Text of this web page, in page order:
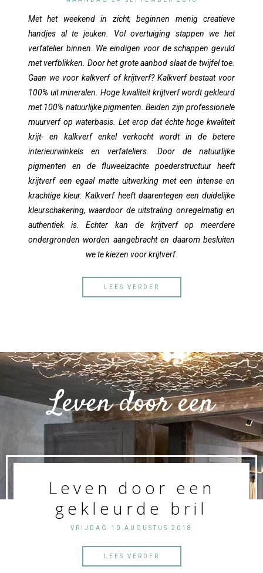
Met het weekend in zicht, beginnen menig creatieve
handjes al te jeuken. Vol overtuiging stappen we het
verfatelier binnen. We eindigen voor de schappen gevuld
met verfblikken. Door het grote aanbod slaat de twijfel toe.
Gaan we voor kalkverf of krijtverf? Kalkverf bestaat voor
100% uit mineralen. Hoge kwaliteit krijtverf wordt gekleurd
met 100% natuurlijke pigmenten. Beiden zijn professionele
muurverf op waterbasis. Let erop dat échte hoge kwaliteit
krijt- en kalkverf enkel verkocht wordt in de betere
interieurwinkels en verfateliers. Door de natuurlijke
pigmenten en de fluweelzachte poederstructuur heeft
krijtverf een egaal matte uitwerking met een intense en
krachtige kleur. Kalkverf heeft daarentegen een duidelijke
kleurschakering, waardoor de uitstraling onregelmatig en
authentiek is. Echter kan de krijtverf op meerdere
ondergronden worden aangebracht en daarom besluiten
we te kiezen voor krijtverf.
LEES VERDER
Leven door een
gekleurde bril
Leven door een
gekleurde bril
VRIJDAG 10 AUGUSTUS 2018
LEES VERDER